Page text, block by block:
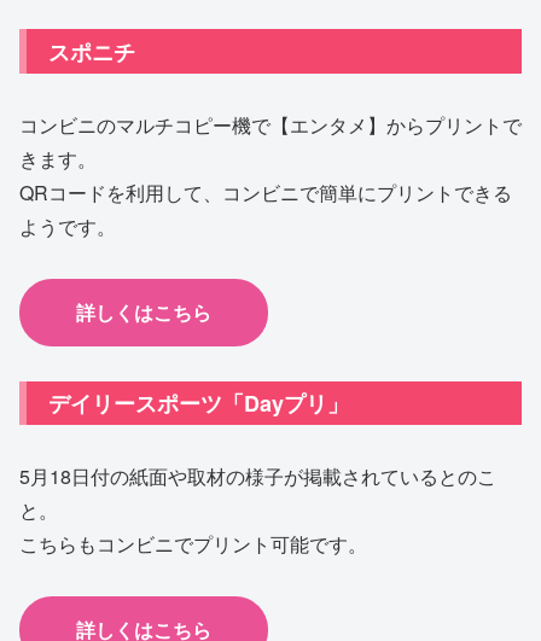
スポニチ
コンビニのマルチコピー機で【エンタメ】からプリントで
きます。
QRコードを利用して、コンビニで簡単にプリントできる
ようです。
詳しくはこちら
デイリースポーツ「Dayプリ」
5月18日付の紙面や取材の様子が掲載されているとのこ
と。
こちらもコンビニでプリント可能です。
詳しくはこちら